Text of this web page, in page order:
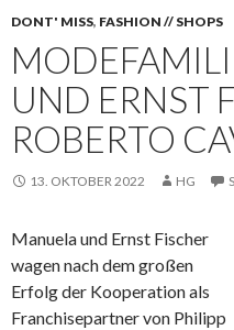
DONT' MISS, FASHION // SHOPS
UND ERNST
ROBERTO
13. OKTOBER 2022 HG
Manuela und Ernst Fischer
wagen nach dem großen
Erfolg der Kooperation als
Franchisepartner von Philipp